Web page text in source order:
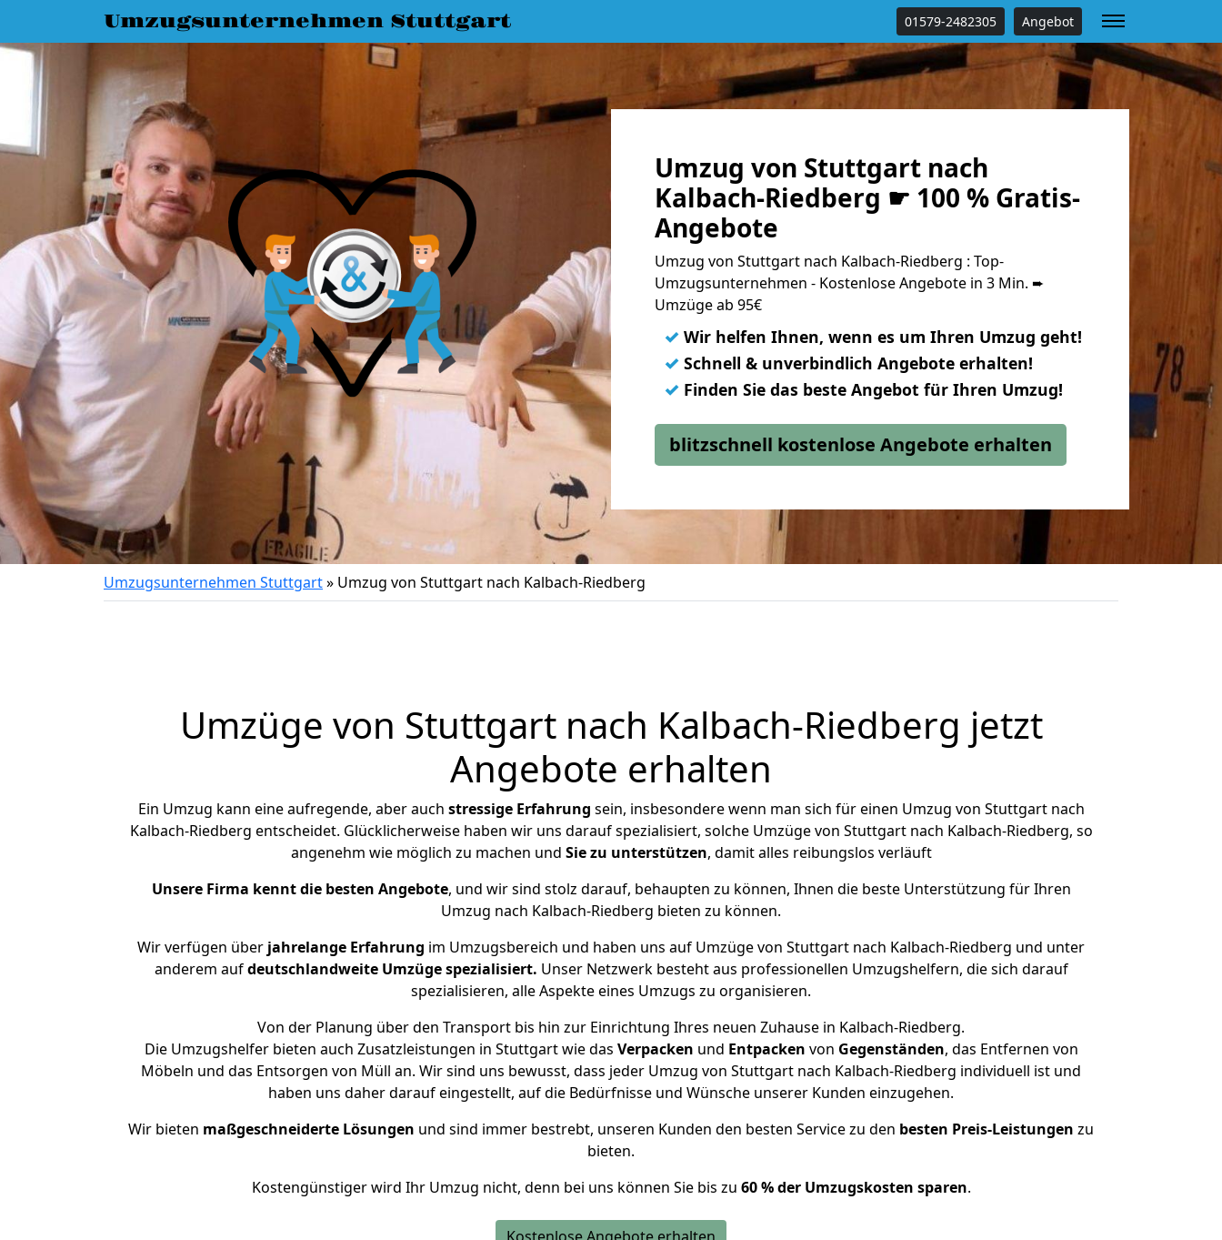
Umzugsunternehmen Stuttgart 01579-2482305 Angebot
Umzug von Stuttgart nach
Kalbach-Riedberg ☛ 100 % Gratis-
Angebote
Umzug von Stuttgart nach Kalbach-Riedberg : Top-
Umzugsunternehmen - Kostenlose Angebote in 3 Min. ➨
Umzüge ab 95€
✓ Wir helfen Ihnen, wenn es um Ihren Umzug geht!
✓ Schnell & unverbindlich Angebote erhalten!
✓ Finden Sie das beste Angebot für Ihren Umzug!
blitzschnell kostenlose Angebote erhalten
Umzugsunternehmen Stuttgart» Umzug von Stuttgart nach Kalbach-Riedberg
Umzüge von Stuttgart nach Kalbach-Riedberg jetzt
Angebote erhalten
Ein Umzug kann eine aufregende, aber auch stressige Erfahrung sein, insbesondere wenn man sich für einen Umzug von Stuttgart nach
Kalbach-Riedberg entscheidet. Glücklicherweise haben wir uns darauf spezialisiert, solche Umzüge von Stuttgart nach Kalbach-Riedberg, so
angenehm wie möglich zu machen und Sie zu unterstützen, damit alles reibungslos verläuft
Unsere Firma kennt die besten Angebote, und wir sind stolz darauf, behaupten zu können, Ihnen die beste Unterstützung für Ihren
Umzug nach Kalbach-Riedberg bieten zu können.
Wir verfügen über jahrelange Erfahrung im Umzugsbereich und haben uns auf Umzüge von Stuttgart nach Kalbach-Riedberg und unter
anderem aufdeutschlandweite Umzüge spezialisiert. Unser Netzwerk besteht aus professionellen Umzugshelfern, die sich darauf
spezialisieren, alle Aspekte eines Umzugs zu organisieren.
Von der Planung über den Transport bis hin zur Einrichtung Ihres neuen Zuhause in Kalbach-Riedberg.
Die Umzugshelfer bieten auch Zusatzleistungen in Stuttgart wie das Verpacken und Entpacken von Gegenständen, das Entfernen von
Möbeln und das Entsorgen von Müll an. Wir sind uns bewusst, dass jeder Umzug von Stuttgart nach Kalbach-Riedberg individuell ist und
haben uns daher darauf eingestellt, auf die Bedürfnisse und Wünsche unserer Kunden einzugehen.
Wir bieten maßgeschneiderte Lösungen und sind immer bestrebt, unseren Kunden den besten Service zu den besten Preis-Leistungen zu
bieten.
Kostengünstiger wird Ihr Umzug nicht, denn bei uns können Sie bis zu 60 % der Umzugskosten sparen.